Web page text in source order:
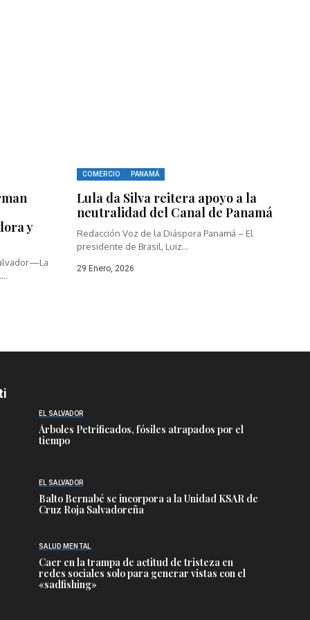
y
COMERCIO PANAMÁ
Lula da Silva reitera apoyo a la
neutralidad del Canal de Panamá
Redacción Voz de la Diáspora Panamá – El
presidente de Brasil, Luiz...
29 Enero, 2026
EL SALVADOR
Árboles Petrificados, fósiles atrapados por el
tiempo
EL SALVADOR
Balto Bernabé se incorpora a la Unidad KSAR de
Cruz Roja Salvadoreña
SALUD MENTAL
Caer en la trampa de actitud de tristeza en
redes sociales solo para generar vistas con el
«sadfishing»